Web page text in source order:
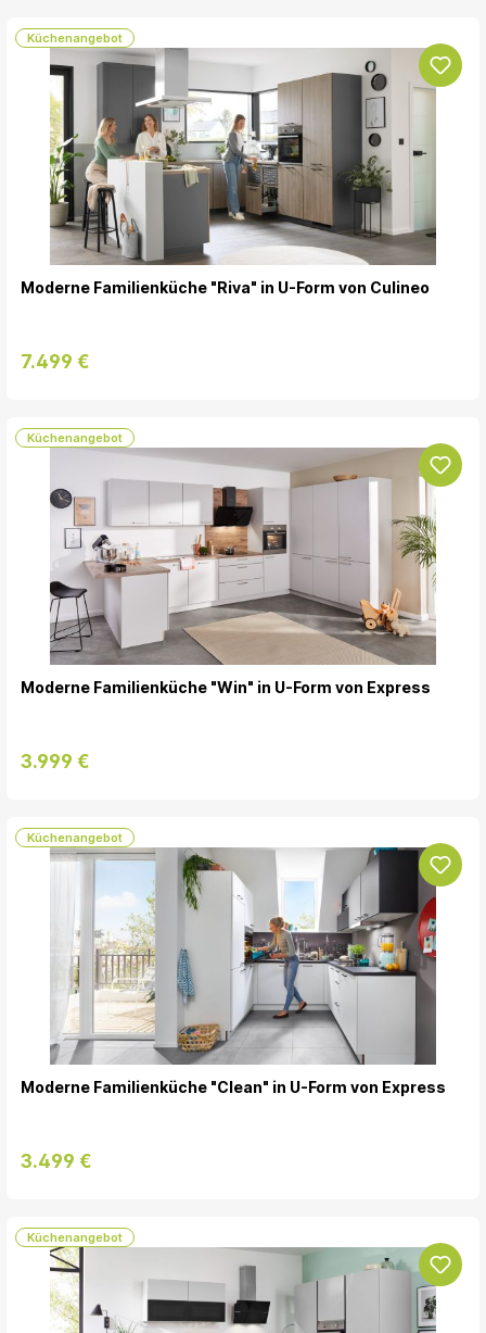
Küchenangebot
Moderne Familienküche "Riva" in U-Form von Culineo
7.499 €
Küchenangebot
Moderne Familienküche "Win" in U-Form von Express
3.999 €
Küchenangebot
Moderne Familienküche "Clean" in U-Form von Express
3.499 €
Küchenangebot